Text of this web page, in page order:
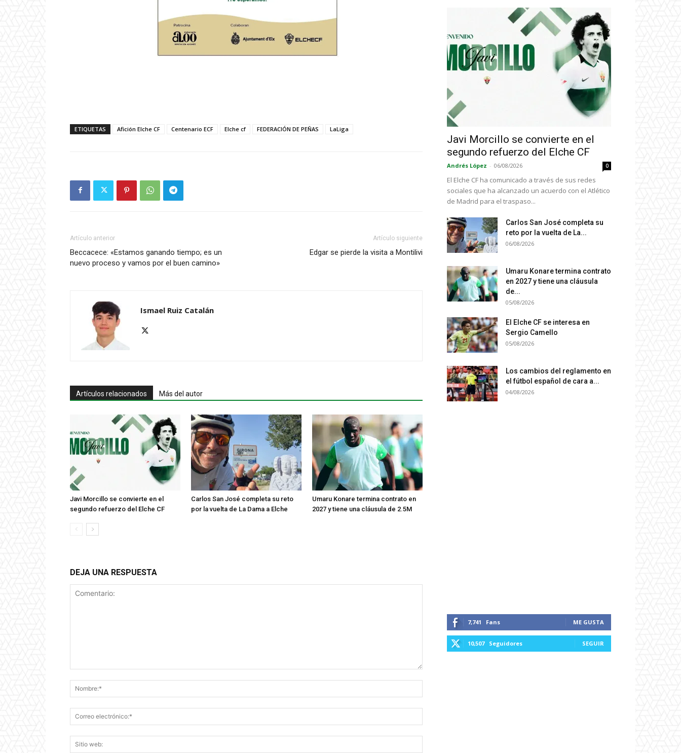
ETIQUETAS Afición Elche CF Centenario ECF Elche cf FEDERACIÓN DE PEÑAS LaLiga
Artículo anterior
Beccacece: «Estamos ganando tiempo; es un
nuevo proceso y vamos por el buen camino»
Artículo siguiente
Edgar se pierde la visita a Montilivi
Ismael Ruiz Catalán
Artículos relacionados Más del autor
Javi Morcillo se convierte en el
segundo refuerzo del Elche CF
Carlos San José completa su reto
por la vuelta de La Dama a Elche
Umaru Konare termina contrato en
2027 y tiene una cláusula de 2.5M
DEJA UNA RESPUESTA
Javi Morcillo se convierte en el
segundo refuerzo del Elche CF
Andrés López - 06/08/2026 0
El Elche CF ha comunicado a través de sus redes
sociales que ha alcanzado un acuerdo con el Atlético
de Madrid para el traspaso...
Carlos San José completa su
reto por la vuelta de La...
06/08/2026
Umaru Konare termina contrato
en 2027 y tiene una cláusula
de...
05/08/2026
El Elche CF se interesa en
Sergio Camello
05/08/2026
Los cambios del reglamento en
el fútbol español de cara a...
04/08/2026
7,741 Fans ME GUSTA
10,507 Seguidores SEGUIR